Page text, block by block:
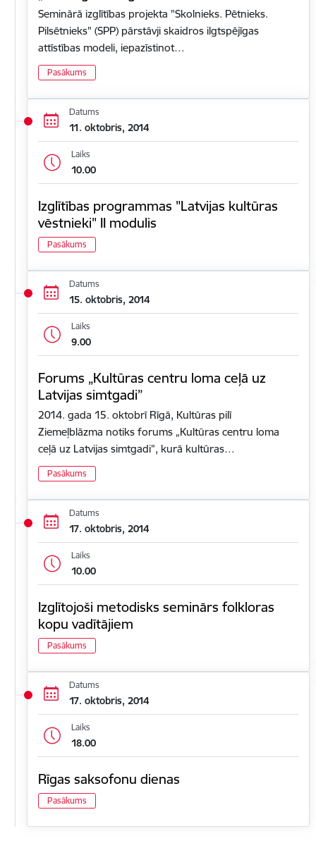
Seminārā izglītības projekta "Skolnieks. Pētnieks.
Pilsētnieks" (SPP) pārstāvji skaidros ilgtspējīgas
attīstības modeli, iepazīstinot…
Pasākums
Datums
11. oktobris, 2014
Laiks
10.00
Izglītības programmas "Latvijas kultūras
vēstnieki" II modulis
Pasākums
Datums
15. oktobris, 2014
Laiks
9.00
Forums „Kultūras centru loma ceļā uz
Latvijas simtgadi”
2014. gada 15. oktobrī Rīgā, Kultūras pilī
Ziemeļblāzma notiks forums „Kultūras centru loma
ceļā uz Latvijas simtgadi”, kurā kultūras…
Pasākums
Datums
17. oktobris, 2014
Laiks
10.00
Izglītojoši metodisks seminārs folkloras
kopu vadītājiem
Pasākums
Datums
17. oktobris, 2014
Laiks
18.00
Rīgas saksofonu dienas
Pasākums